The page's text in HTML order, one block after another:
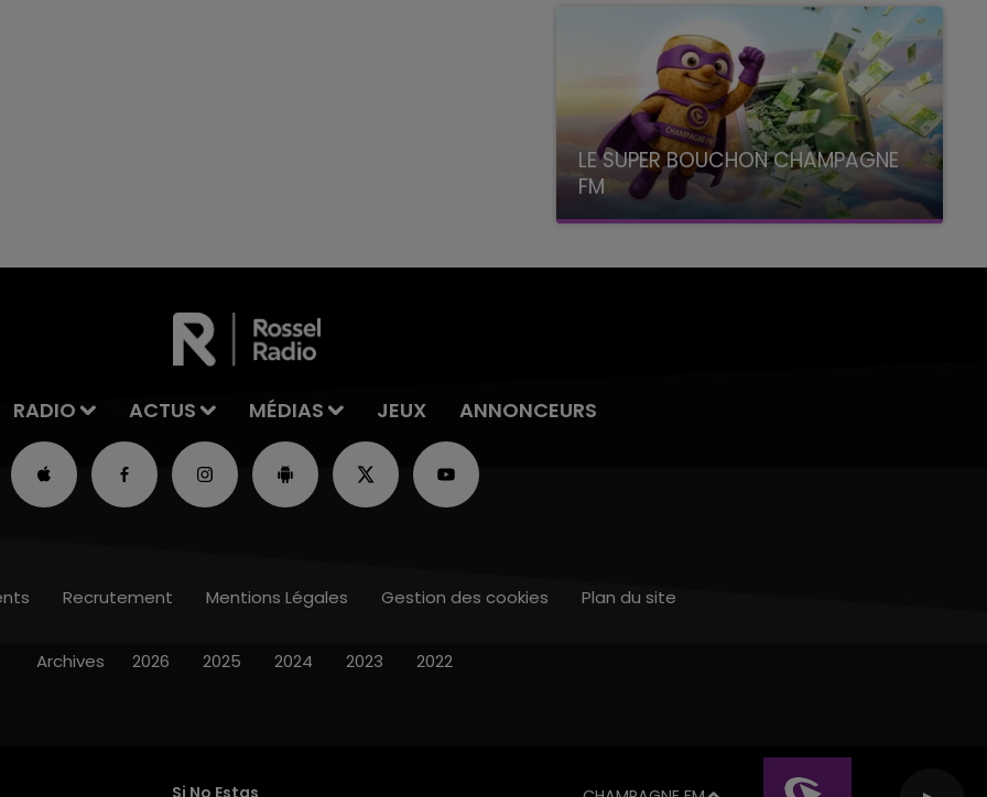
LE SUPER BOUCHON CHAMPAGNE
FM
avec La Famille Champagne FM, à 8H10
RADIO ACTUS MÉDIAS JEUX ANNONCEURS
Si No Estas
Recrutement Mentions Légales Gestion des cookies Plan du site
Archives 2026 2025 2024 2023 2022